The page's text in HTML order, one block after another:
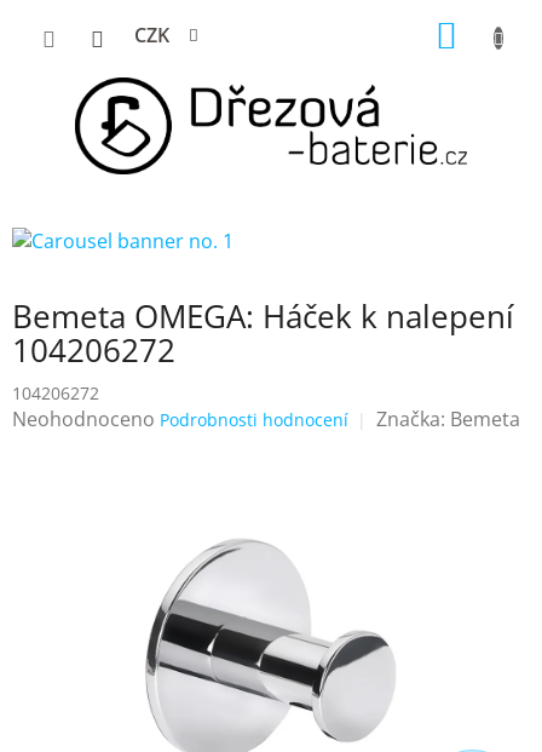
CZK
Bemeta OMEGA: Háček k nalepení
104206272
104206272
Průměrné
Neohodnoceno Podrobnosti hodnocení Značka: Bemeta